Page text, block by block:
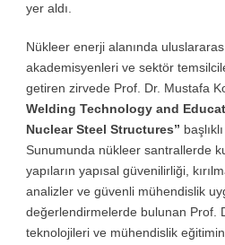
yer aldı.
Nükleer enerji alanında
akademisyenleri ve sektör
getiren zirvede Prof. Dr. Mustafa
Welding Technology and
Nuclear Steel Structures”
Sunumunda nükleer santrallerde
yapıların yapısal güvenilirliği,
analizler ve güvenli mühendislik
değerlendirmelerde bulunan Prof.
teknolojileri ve mühendislik